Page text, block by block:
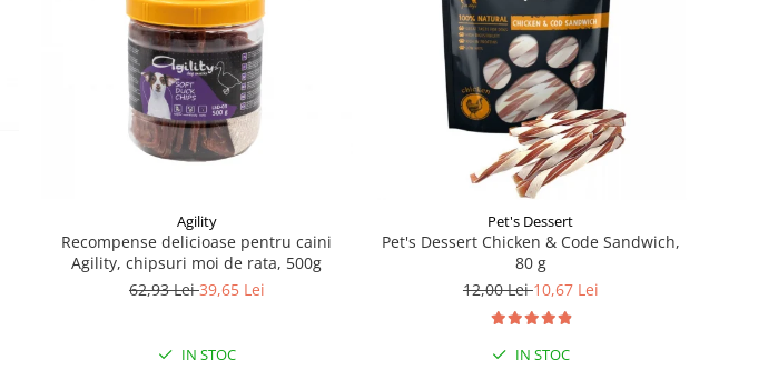
Agility
Recompense delicioase pentru caini
Agility, chipsuri moi de rata, 500g
62,93 Lei39,65 Lei
IN STOC
Pet's Dessert
Pet's Dessert Chicken & Code Sandwich,
80 g
12,00 Lei10,67 Lei
IN STOC